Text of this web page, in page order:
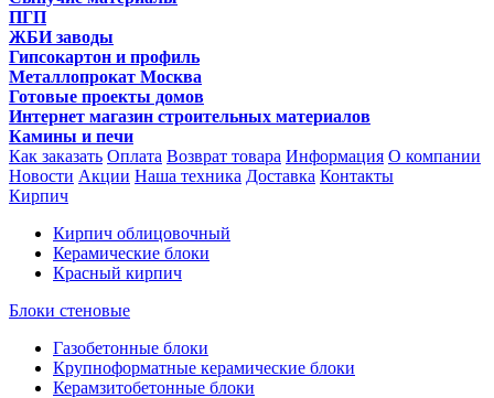
ПГП
ЖБИ заводы
Гипсокартон и профиль
Металлопрокат Москва
Готовые проекты домов
Интернет магазин строительных материалов
Камины и печи
Как заказать Оплата Возврат товара Информация О компании
Новости Акции Наша техника Доставка Контакты
Кирпич
Кирпич облицовочный
Керамические блоки
Красный кирпич
Блоки стеновые
Газобетонные блоки
Крупноформатные керамические блоки
Керамзитобетонные блоки